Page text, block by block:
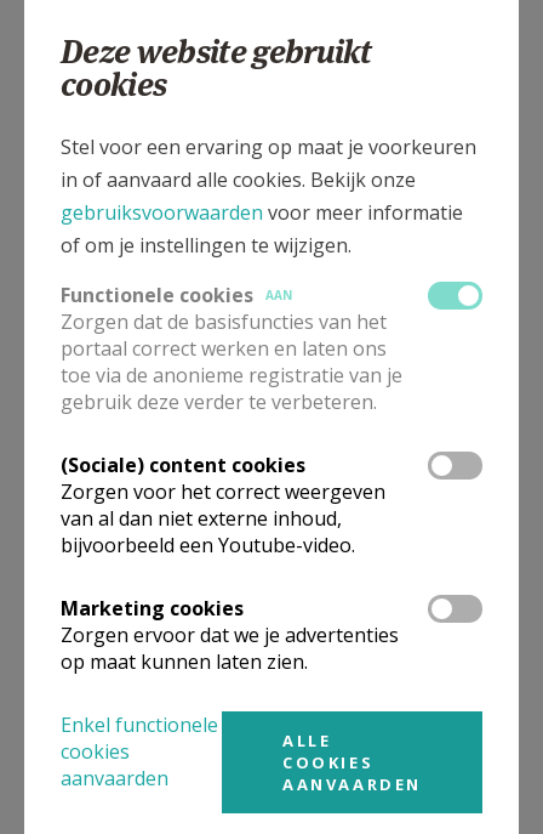
nieuwjaartijd leef ik ook verder, gelijmd met stukken en
brokken.”
ogen wij in deze kerstmisperiode met onze zwakheden meer
en meer mens worden, net zoals die menslievende God. In
deze soms harde wereld vol rivaliteit, racisme, conflicten en
oorlogen, mogen wij, getekend door de wonden en vreugden
kerstvrede en Kerstmis worden voor elkaar.
Zalig Kerstmis en een gezegend nieuwjaar voor u en de uwen
dichtbij en ver weg.
Pr. Romuald
Parochie in Deinze
Deze website gebruikt
cookies
Stel voor een ervaring op maat je voorkeuren
in of aanvaard alle cookies. Bekijk onze
gebruiksvoorwaarden voor meer informatie
of om je instellingen te wijzigen.
Functionele cookies
AAN
Zorgen dat de basisfuncties van het
portaal correct werken en laten ons
toe via de anonieme registratie van je
gebruik deze verder te verbeteren.
(Sociale) content cookies
Zorgen voor het correct weergeven
van al dan niet externe inhoud,
bijvoorbeeld een Youtube-video.
Marketing cookies
Zorgen ervoor dat we je advertenties
op maat kunnen laten zien.
Enkel functionele
cookies
aanvaarden
ALLE
COOKIES
AANVAARDEN